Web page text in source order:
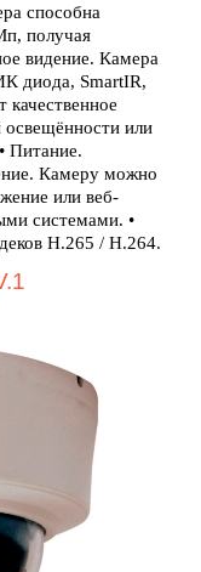
способна
получая
видение. Камера
диода, SmartIR,
качественное
освещённости или
Питание.
Камеру можно
или веб-
системами. •
H.265 / H.264.